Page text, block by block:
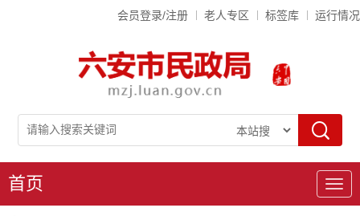
会员登录/注册 老人专区 标签库 运行情况
导
航
首页